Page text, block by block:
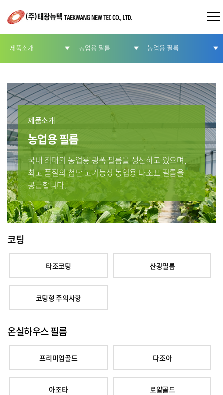
제품소개
제품소개
인증현황
고객문의
홍보센터
농업용 필름 농업용 필름
멀칭
제품소개
농업용 필름
국내 최대의 농업용 광폭 필름을 생산하고 있으며,
최고 품질의 첨단 고기능성 농업용 타조표 필름을
공급합니다.
코팅
타조코팅 산광필름
코팅형 주의사항
온실하우스 필름
프리미엄골드 다조아
아조타 로얄골드